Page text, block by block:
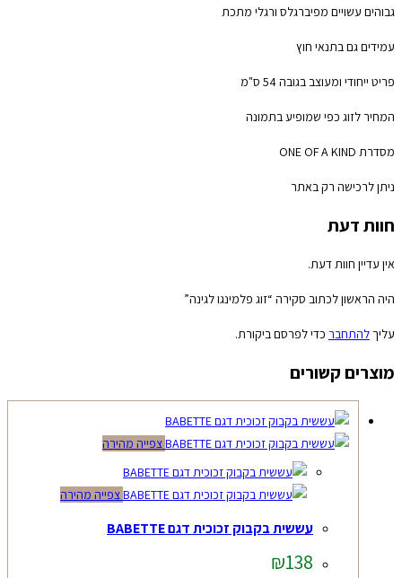
גבוהים עשויים מפיברגלס ורגלי מתכת
עמידים גם בתנאי חוץ
פריט ייחודי ומעוצב בגובה 54 ס"מ
המחיר לזוג כפי שמופיע בתמונה
מסדרת ONE OF A KIND
ניתן לרכישה רק באתר
חוות דעת
אין עדיין חוות דעת.
היה הראשון לכתוב סקירה “זוג פלמינגו לגינה”
עליךלהתחבר כדי לפרסם ביקורת.
מוצרים קשורים
צפייה מהירה
צפייה מהירה
עששית בקבוק זכוכית דגם BABETTE
₪138